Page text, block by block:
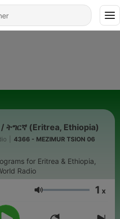
ትግርኛ (Eritrea, Ethiopia)
4366 - MEZIMUR TSION 06
for Eritrea & Ethiopia,
Radio
Volum 1 x